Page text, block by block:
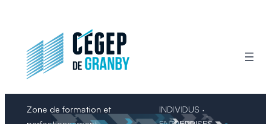
Zone de formation et
INDIVIDUS ·